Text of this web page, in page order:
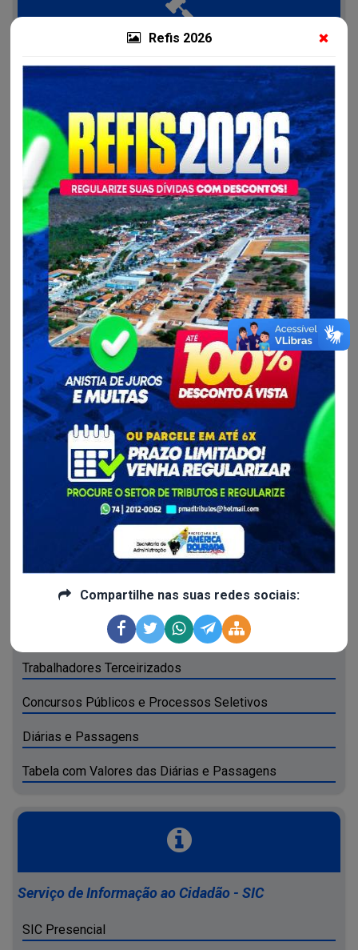
Refis 2026
Compartilhe nas suas redes sociais:
Contratos e Aditivos
Demais Documentos das Fases das Licitações
Contratações Diretas
Fiscais de Contratos
Atas de Registro de Preços - SRP
Relação de Sancionados
Planos Anuais de Contratações - PAC
Ordens Cronológicas de Pagamentos
Recursos Humanos
Recursos Humanos
Remunaração Nominal dos Funcionários
Tabela com Padrão Remunatório
Relação de Estagiários
Trabalhadores Terceirizados
Concursos Públicos e Processos Seletivos
Diárias e Passagens
Tabela com Valores das Diárias e Passagens
Serviço de Informação ao Cidadão - SIC
SIC Presencial